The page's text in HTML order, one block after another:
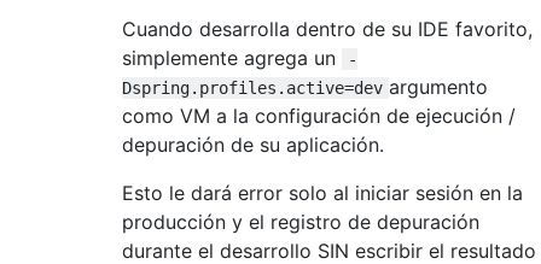
Cuando desarrolla dentro de su IDE favorito,
simplemente agrega un
-
Dspring.profiles.active=dev argumento
como VM a la configuración de ejecución /
depuración de su aplicación.
Esto le dará error solo al iniciar sesión en la
producción y el registro de depuración
durante el desarrollo SIN escribir el resultado